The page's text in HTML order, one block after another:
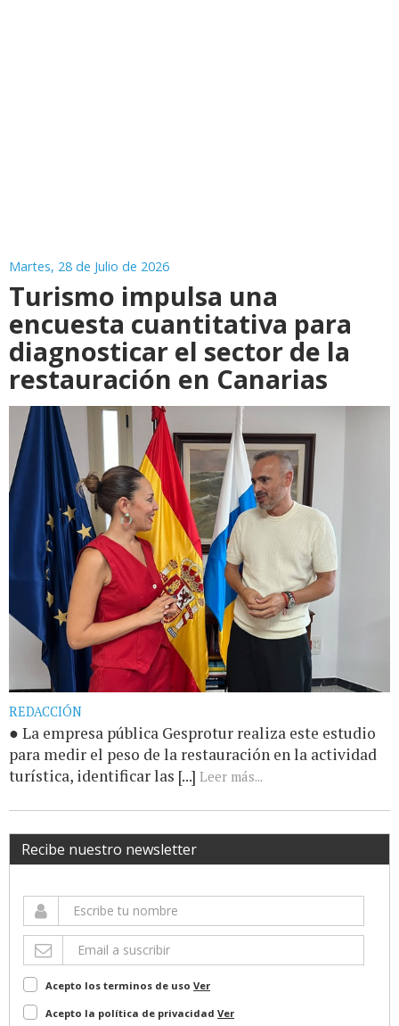
Martes, 28 de Julio de 2026
Turismo impulsa una
encuesta cuantitativa para
diagnosticar el sector de la
restauración en Canarias
REDACCIÓN
● La empresa pública Gesprotur realiza este estudio
para medir el peso de la restauración en la actividad
turística, identificar las [...] Leer más...
Recibe nuestro newsletter
Acepto los terminos de uso Ver
Acepto la política de privacidad Ver